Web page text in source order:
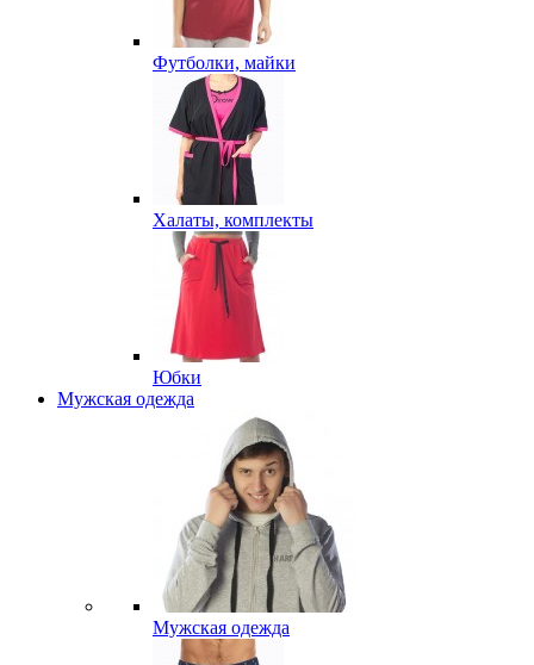
Футболки, майки
Халаты, комплекты
Юбки
Мужская одежда
Мужская одежда